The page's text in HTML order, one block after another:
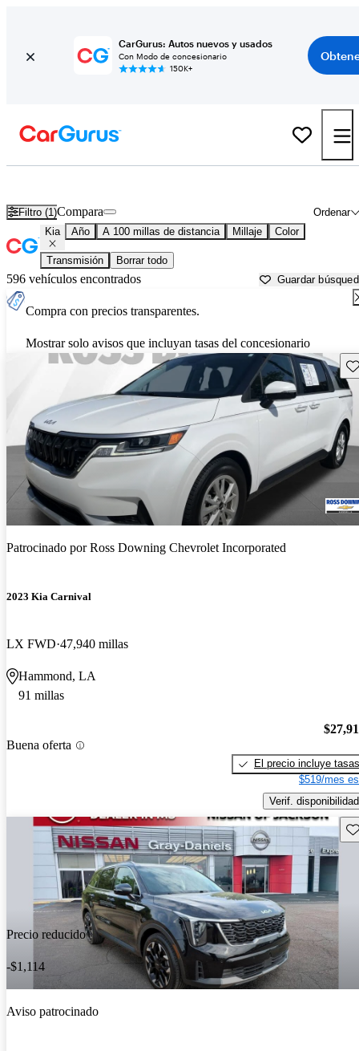
CarGurus: Autos nuevos y usados
Con Modo de concesionario
150K+
Filtro (1) Ordenar
Compara
Kia Año A 100 millas de distancia Millaje Color
Transmisión Borrar todo
596 vehículos encontrados Guardar
Compra con precios transparentes.
Mostrar solo avisos que incluyan tasas del concesionario
Patrocinado porRoss Downing Chevrolet Incorporated
2023 Kia Carnival
LX FWD 47,940 millas
Hammond, LA
91 millas
Buena oferta
El precio incluye tasas
$519/mes
Verif. disponibilidad
Precio reducido
-$1,114
Aviso patrocinado